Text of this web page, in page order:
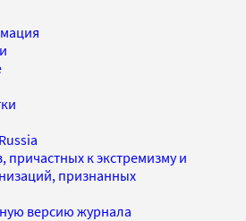
причастных к экстремизму и
признанных
версию журнала